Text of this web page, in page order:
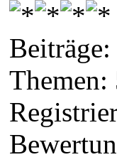
Beiträge:
Themen: